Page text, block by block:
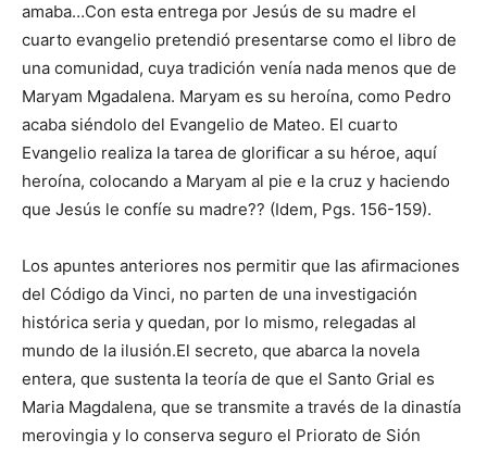
amaba…Con esta entrega por Jesús de su madre el
cuarto evangelio pretendió presentarse como el libro de
una comunidad, cuya tradición venía nada menos que de
Maryam Mgadalena. Maryam es su heroína, como Pedro
acaba siéndolo del Evangelio de Mateo. El cuarto
Evangelio realiza la tarea de glorificar a su héroe, aquí
heroína, colocando a Maryam al pie e la cruz y haciendo
que Jesús le confíe su madre?? (Idem, Pgs. 156-159).
Los apuntes anteriores nos permitir que las afirmaciones
del Código da Vinci, no parten de una investigación
histórica seria y quedan, por lo mismo, relegadas al
mundo de la ilusión.El secreto, que abarca la novela
entera, que sustenta la teoría de que el Santo Grial es
Maria Magdalena, que se transmite a través de la dinastía
merovingia y lo conserva seguro el Priorato de Sión